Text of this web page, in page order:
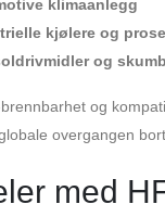
klimaanlegg
kjølere og
og
og
overgangen
med